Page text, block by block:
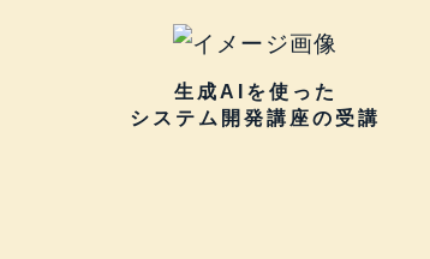
生成AIを使った
システム開発講座の受講